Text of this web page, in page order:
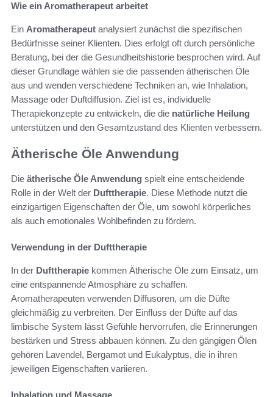
Wie ein Aromatherapeut arbeitet
Ein Aromatherapeut analysiert zunächst die spezifischen
Bedürfnisse seiner Klienten. Dies erfolgt oft durch persönliche
Beratung, bei der die Gesundheitshistorie besprochen wird. Auf
dieser Grundlage wählen sie die passenden ätherischen Öle
aus und wenden verschiedene Techniken an, wie Inhalation,
Massage oder Duftdiffusion. Ziel ist es, individuelle
Therapiekonzepte zu entwickeln, die die natürliche Heilung
unterstützen und den Gesamtzustand des Klienten verbessern.
Ätherische Öle Anwendung
Die ätherische Öle Anwendung spielt eine entscheidende
Rolle in der Welt der Dufttherapie. Diese Methode nutzt die
einzigartigen Eigenschaften der Öle, um sowohl körperliches
als auch emotionales Wohlbefinden zu fördern.
Verwendung in der Dufttherapie
In der Dufttherapie kommen Ätherische Öle zum Einsatz, um
eine entspannende Atmosphäre zu schaffen.
Aromatherapeuten verwenden Diffusoren, um die Düfte
gleichmäßig zu verbreiten. Der Einfluss der Düfte auf das
limbische System lässt Gefühle hervorrufen, die Erinnerungen
bestärken und Stress abbauen können. Zu den gängigen Ölen
gehören Lavendel, Bergamot und Eukalyptus, die in ihren
jeweiligen Eigenschaften variieren.
Inhalation und Massage